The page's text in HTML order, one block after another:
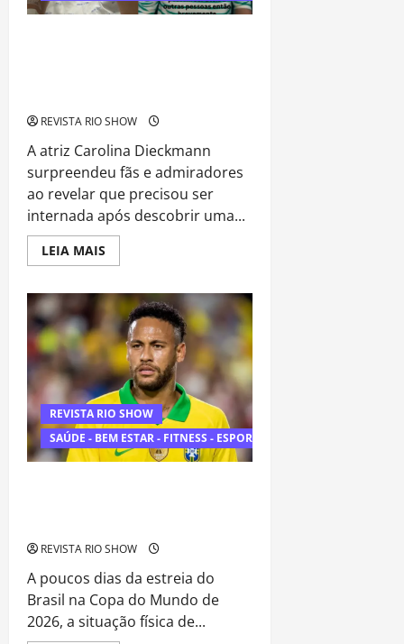
e
ancestralidade
REVISTA RIO SHOW
A atriz Carolina Dieckmann
surpreendeu fãs e admiradores
ao revelar que precisou ser
internada após descobrir uma...
LEIA MAISRead
more
de
Alerta:
Carolina
Dieckmann
transforma
experiência
de
saúde
em
mensagem
sobre
prevenção
e
cuidados
REVISTA RIO SHOW
SAÚDE - BEM ESTAR - FITNESS - ESPORTE
REVISTA RIO SHOW
A poucos dias da estreia do
Brasil na Copa do Mundo de
2026, a situação física de...